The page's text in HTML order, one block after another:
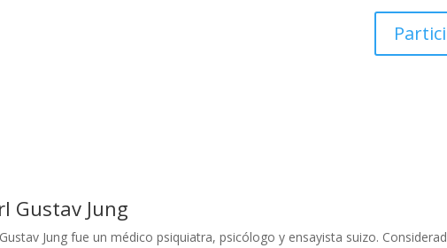
Gustav Jung
Jung fue un médico psiquiatra, psicólogo y ensayista suizo.